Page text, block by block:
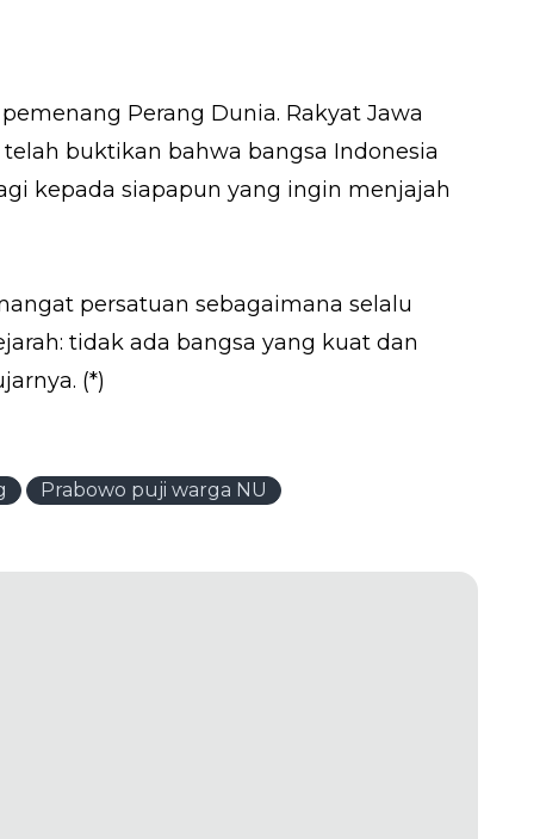
Perang Dunia. Rakyat Jawa
buktikan bahwa bangsa Indonesia
kepada siapapun yang ingin menjajah
persatuan sebagaimana selalu
tidak ada bangsa yang kuat dan
(*)
Prabowo puji warga NU